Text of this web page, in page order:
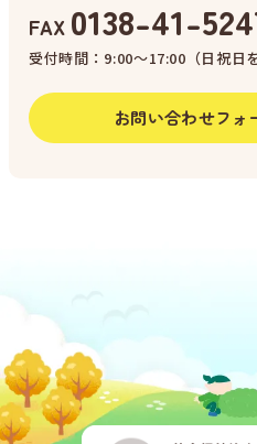
FAX 0138-41-
受付時間：9:00〜17:00（日祝日を
お問い合わせフォ